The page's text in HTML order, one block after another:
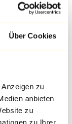
Über Cookies
zu
anbieten
zu
zu Ihrer